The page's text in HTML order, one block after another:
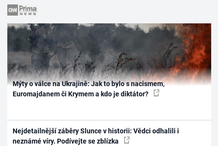
Mýty o válce na Ukrajině: Jak to bylo s nacismem,
Euromajdanem či Krymem a kdo je diktátor?
Nejdetailnější záběry Slunce v historii: Vědci odhalili i
neznámé víry. Podívejte se zblízka